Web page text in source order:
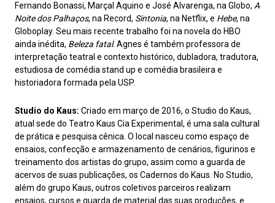
Fernando Bonassi, Marçal Aquino e José Alvarenga, na Globo, A
Noite dos Palhaços, na Record, Sintonia, na Netflix, e Hebe, na
Globoplay. Seu mais recente trabalho foi na novela do HBO
ainda inédita, Beleza fatal. Agnes é também professora de
interpretação teatral e contexto histórico, dubladora, tradutora,
estudiosa de comédia stand up e comédia brasileira e
historiadora formada pela USP.
Studio do Kaus: Criado em março de 2016, o Studio do Kaus,
atual sede do Teatro Kaus Cia Experimental, é uma sala cultural
de prática e pesquisa cênica. O local nasceu como espaço de
ensaios, confecção e armazenamento de cenários, figurinos e
treinamento dos artistas do grupo, assim como a guarda de
acervos de suas publicações, os Cadernos do Kaus. No Studio,
além do grupo Kaus, outros coletivos parceiros realizam
ensaios, cursos e guarda de material das suas produções, e